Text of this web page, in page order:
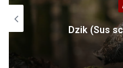
Dzik (Sus